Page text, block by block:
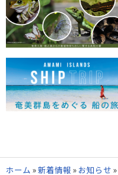
ホーム »新着情報 » お知らせ »